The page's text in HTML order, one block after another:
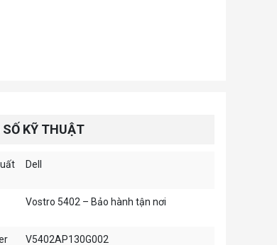
KỸ THUẬT
Dell
Vostro 5402 – Bảo hành tận nơi
V5402AP130G002